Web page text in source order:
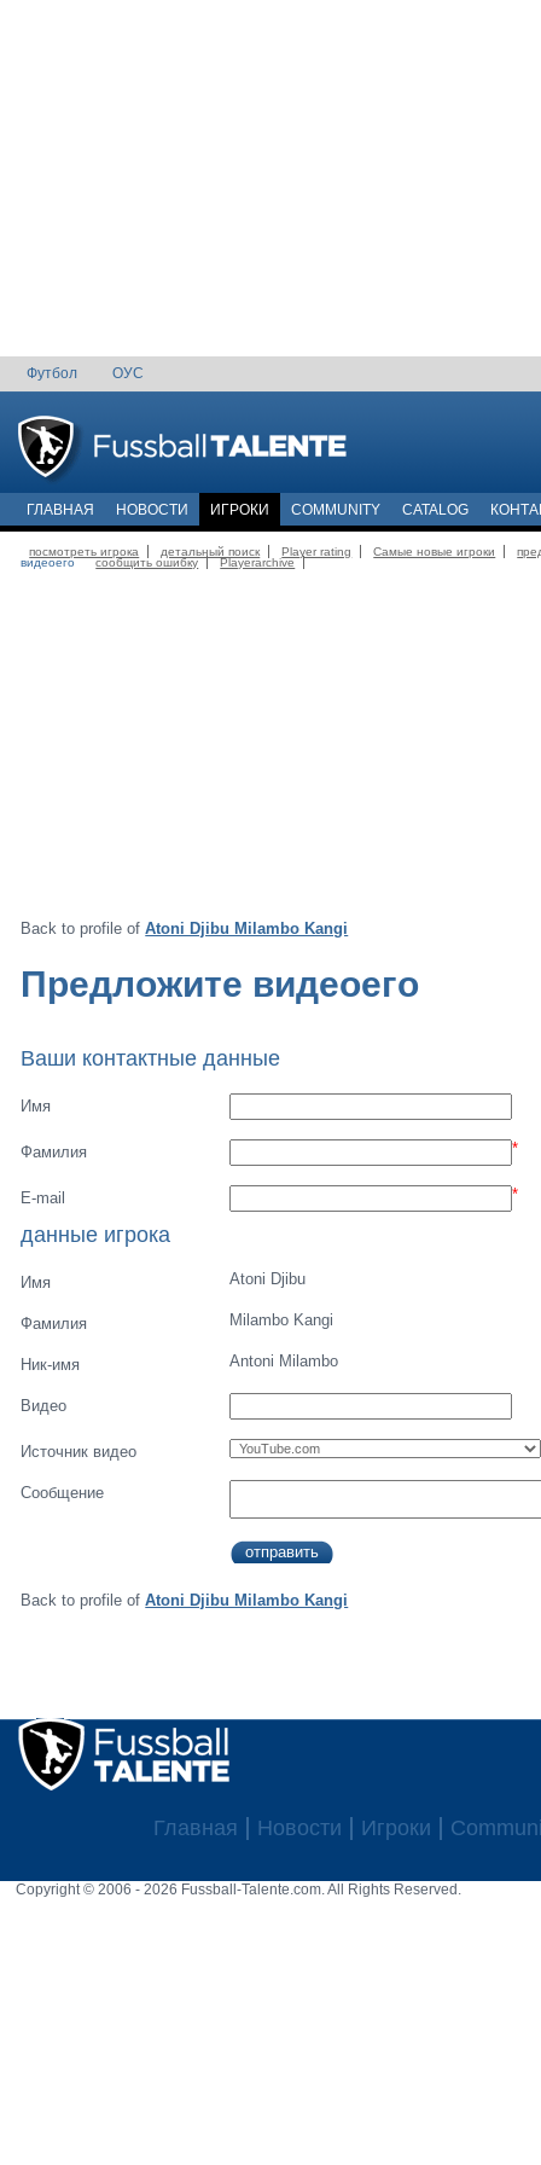
Футбол ОУС
ГЛАВНАЯ НОВОСТИ ИГРОКИ COMMUNITY CATALOG
посмотреть игрока детальный поиск Player rating Самые новые игроки
видеоего
сообщить ошибку Playerarchive
Back to profile ofAtoni Djibu Milambo Kangi
Предложите видеоего
Ваши контактные данные
Имя
Фамилия *
E-mail *
данные игрока
Имя Atoni Djibu
Фамилия Milambo Kangi
Ник-имя Antoni Milambo
Видео
Источник видео
Сообщение
Back to profile ofAtoni Djibu Milambo Kangi
Главная Новости Игроки
Copyright © 2006 - 2026 Fussball-Talente.com. All Rights Reserved.